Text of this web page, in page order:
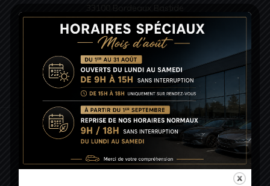
HORAIRES
Lun-Sam: 9h00 - 18h00
Copyright © 2026. RC MOTORS BORDEAUX